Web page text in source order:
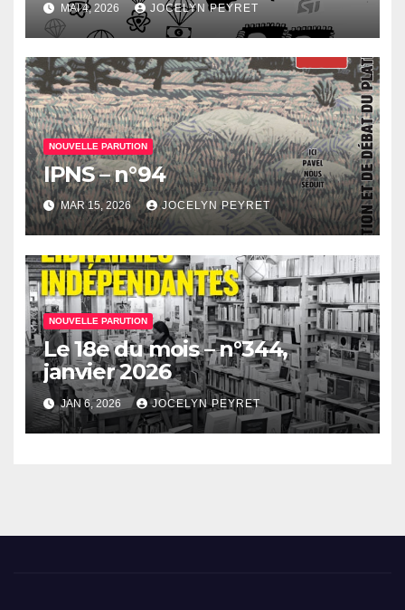
MAI 4, 2026 JOCELYN PEYRET
NOUVELLE PARUTION
IPNS – n°94
MAR 15, 2026 JOCELYN PEYRET
NOUVELLE PARUTION
Le 18e du mois – n°344,
janvier 2026
JAN 6, 2026 JOCELYN PEYRET